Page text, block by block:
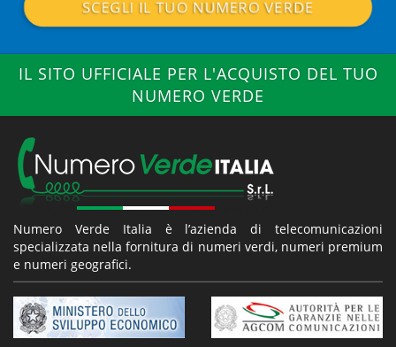
SCEGLI IL TUO NUMERO VERDE
IL SITO UFFICIALE PER L'ACQUISTO DEL TUO
NUMERO VERDE
Numero Verde Italia è l’azienda di telecomunicazioni
specializzata nella fornitura di numeri verdi, numeri premium
e numeri geografici.